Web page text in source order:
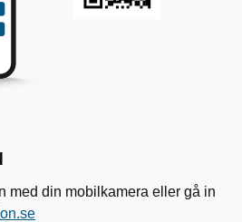
med din mobilkamera eller gå in